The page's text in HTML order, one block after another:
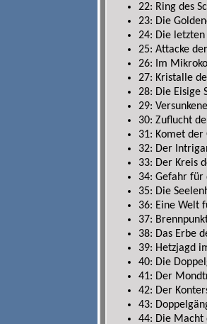
22: Ring des
23: Die
24: Die
25: Attacke
26: Im
27: Kristalle
28: Die Eisige
29:
30: Zuflucht
31: Komet der
32: Der
33: Der Kreis
34: Gefahr für
35: Die
36: Eine Welt
37:
38: Das Erbe
39: Hetzjagd
40: Die
41: Der
42: Der
43:
44: Die Macht